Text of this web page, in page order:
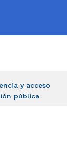
y acceso
pública